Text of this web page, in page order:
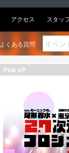
アクセス スタッ
よくある質問
Pick UP